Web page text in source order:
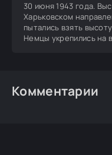
30 июня 1943 года.
Харьковском
пытались взять
Немцы укрепились на
Комментарии